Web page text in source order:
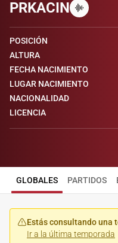
PRKACIN
POSICIÓN
ALTURA
FECHA NACIMIENTO
LUGAR NACIMIENTO
NACIONALIDAD
LICENCIA
GLOBALES PARTIDOS
Estás consultando una
Ir a la última temporada